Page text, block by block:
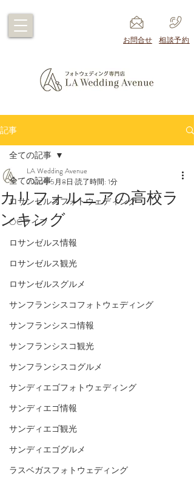
​お問合せ ​相談予約
記事
全ての記事
ロサンゼルスフォトウェディング
OCライフ
ロサンゼルス情報
ロサンゼルス観光
ロサンゼルスグルメ
サンフランシスコフォトウェディング
サンフランシスコ情報
サンフランシスコ観光
サンフランシスコグルメ
サンディエゴフォトウェディング
サンディエゴ情報
サンディエゴ観光
サンディエゴグルメ
ラスベガスフォトウェディング
全ての記事
カリフォルニアの高校ラ
ンキング
LA Wedding Avenue
2024年5月8日 読了時間: 1分